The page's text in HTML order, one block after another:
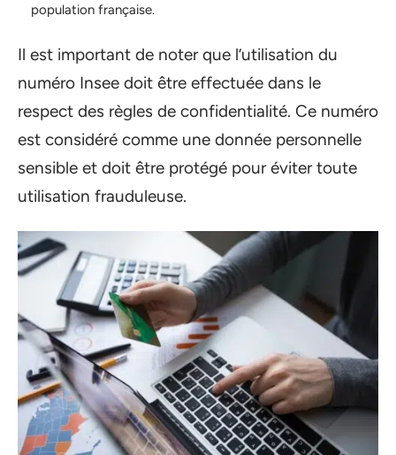
population française.
Il est important de noter que l’utilisation du
numéro Insee doit être effectuée dans le
respect des règles de confidentialité. Ce numéro
est considéré comme une donnée personnelle
sensible et doit être protégé pour éviter toute
utilisation frauduleuse.